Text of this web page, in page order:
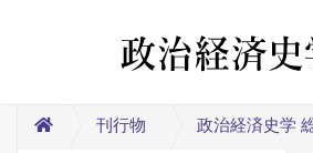
刊行物 政治経済史学